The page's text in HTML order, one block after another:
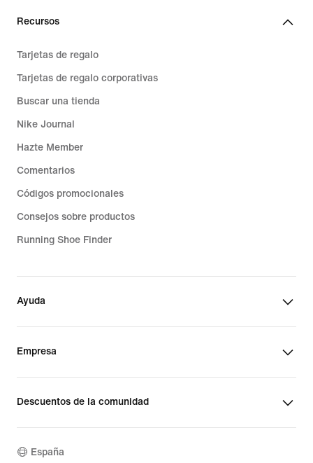
Recursos
Tarjetas de regalo
Tarjetas de regalo corporativas
Buscar una tienda
Nike Journal
Hazte Member
Comentarios
Códigos promocionales
Consejos sobre productos
Running Shoe Finder
Ayuda
Empresa
Descuentos de la comunidad
España